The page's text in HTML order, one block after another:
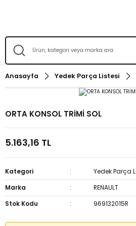
Anasayfa Yedek Parça Listesi
ORTA KONSOL TRİMİ SOL
5.163,16 TL
Kategori
Yedek Parça
Marka
RENAULT
Stok Kodu
969132015R